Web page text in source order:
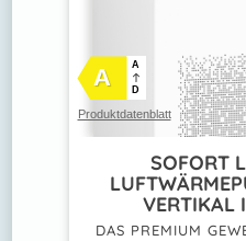
A A
D
Produktdatenblatt
SOFORT
VERTIKAL
DAS PREMIUM